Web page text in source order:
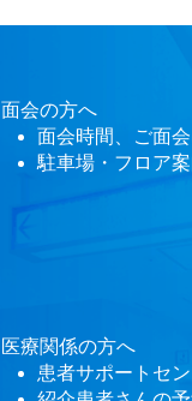
面会の方へ
面会時間、ご面
駐車場・フロア
医療関係の方へ
患者サポートセ